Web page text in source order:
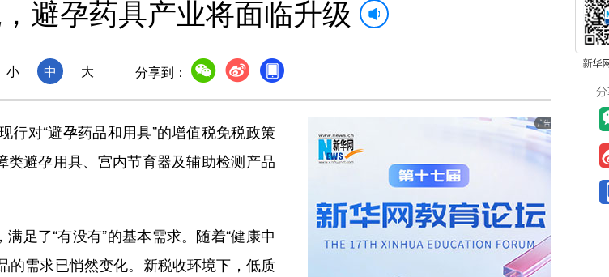
避孕药具产业将面临升级
小 中 大 分享到：
行对“避孕药品和用具”的增值税免税政策
避孕用具、宫内节育器及辅助检测产品
足了“有没有”的基本需求。随着“健康中
的需求已悄然变化。新税收环境下，低质